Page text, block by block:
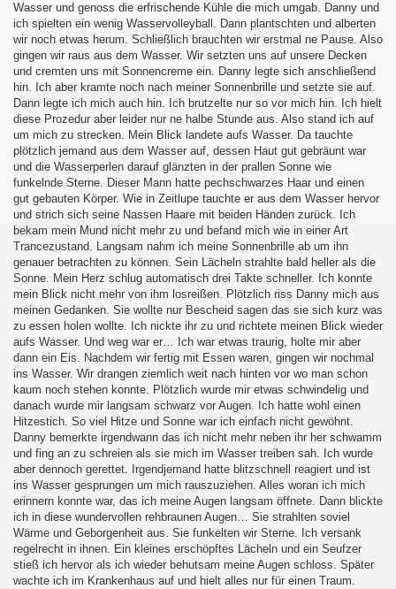
Wasser und genoss die erfrischende Kühle die mich umgab. Danny und
ich spielten ein wenig Wasservolleyball. Dann plantschten und alberten
wir noch etwas herum. Schließlich brauchten wir erstmal ne Pause. Also
gingen wir raus aus dem Wasser. Wir setzten uns auf unsere Decken
und cremten uns mit Sonnencreme ein. Danny legte sich anschließend
hin. Ich aber kramte noch nach meiner Sonnenbrille und setzte sie auf.
Dann legte ich mich auch hin. Ich brutzelte nur so vor mich hin. Ich hielt
diese Prozedur aber leider nur ne halbe Stunde aus. Also stand ich auf
um mich zu strecken. Mein Blick landete aufs Wasser. Da tauchte
plötzlich jemand aus dem Wasser auf, dessen Haut gut gebräunt war
und die Wasserperlen darauf glänzten in der prallen Sonne wie
funkelnde Sterne. Dieser Mann hatte pechschwarzes Haar und einen
gut gebauten Körper. Wie in Zeitlupe tauchte er aus dem Wasser hervor
und strich sich seine Nassen Haare mit beiden Händen zurück. Ich
bekam mein Mund nicht mehr zu und befand mich wie in einer Art
Trancezustand. Langsam nahm ich meine Sonnenbrille ab um ihn
genauer betrachten zu können. Sein Lächeln strahlte bald heller als die
Sonne. Mein Herz schlug automatisch drei Takte schneller. Ich konnte
mein Blick nicht mehr von ihm losreißen. Plötzlich riss Danny mich aus
meinen Gedanken. Sie wollte nur Bescheid sagen das sie sich kurz was
zu essen holen wollte. Ich nickte ihr zu und richtete meinen Blick wieder
aufs Wasser. Und weg war er… Ich war etwas traurig, holte mir aber
dann ein Eis. Nachdem wir fertig mit Essen waren, gingen wir nochmal
ins Wasser. Wir drangen ziemlich weit nach hinten vor wo man schon
kaum noch stehen konnte. Plötzlich wurde mir etwas schwindelig und
danach wurde mir langsam schwarz vor Augen. Ich hatte wohl einen
Hitzestich. So viel Hitze und Sonne war ich einfach nicht gewöhnt.
Danny bemerkte irgendwann das ich nicht mehr neben ihr her schwamm
und fing an zu schreien als sie mich im Wasser treiben sah. Ich wurde
aber dennoch gerettet. Irgendjemand hatte blitzschnell reagiert und ist
ins Wasser gesprungen um mich rauszuziehen. Alles woran ich mich
erinnern konnte war, das ich meine Augen langsam öffnete. Dann blickte
ich in diese wundervollen rehbraunen Augen… Sie strahlten soviel
Wärme und Geborgenheit aus. Sie funkelten wir Sterne. Ich versank
regelrecht in ihnen. Ein kleines erschöpftes Lächeln und ein Seufzer
stieß ich hervor als ich wieder behutsam meine Augen schloss. Später
wachte ich im Krankenhaus auf und hielt alles nur für einen Traum.